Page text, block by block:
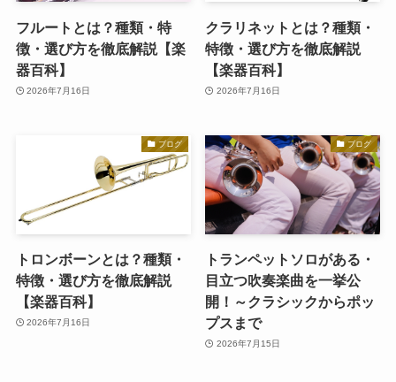
フルートとは？種類・特
徴・選び方を徹底解説【楽
器百科】
2026年7月16日
クラリネットとは？種類・
特徴・選び方を徹底解説
【楽器百科】
2026年7月16日
ブログ
トロンボーンとは？種類・
特徴・選び方を徹底解説
【楽器百科】
2026年7月16日
ブログ
トランペットソロがある・
目立つ吹奏楽曲を一挙公
開！～クラシックからポッ
プスまで
2026年7月15日